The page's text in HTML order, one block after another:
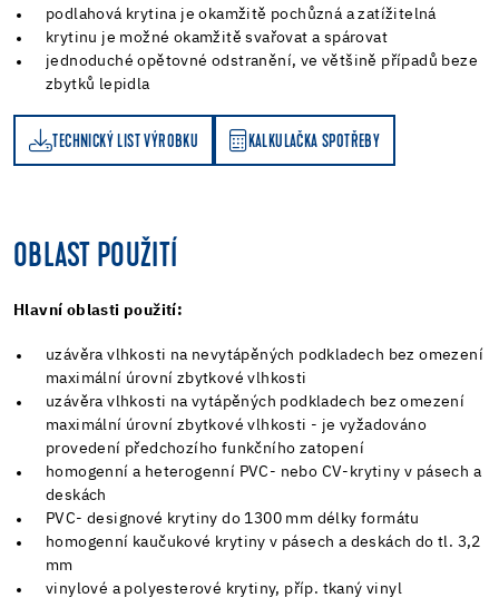
podlahová krytina je okamžitě pochůzná a zatížitelná
krytinu je možné okamžitě svařovat a spárovat
jednoduché opětovné odstranění, ve většině případů beze
zbytků lepidla
TECHNICKÝ LIST VÝROBKU KALKULAČKA SPOTŘEBY
KALKULAČKA SPOTŘEBY
OBLAST POUŽITÍ
Hlavní oblasti použití:
uzávěra vlhkosti na nevytápěných podkladech bez omezení
maximální úrovní zbytkové vlhkosti
uzávěra vlhkosti na vytápěných podkladech bez omezení
maximální úrovní zbytkové vlhkosti - je vyžadováno
provedení předchozího funkčního zatopení
homogenní a heterogenní PVC- nebo CV-krytiny v pásech a
deskách
PVC- designové krytiny do 1300 mm délky formátu
homogenní kaučukové krytiny v pásech a deskách do tl. 3,2
mm
vinylové a polyesterové krytiny, příp. tkaný vinyl